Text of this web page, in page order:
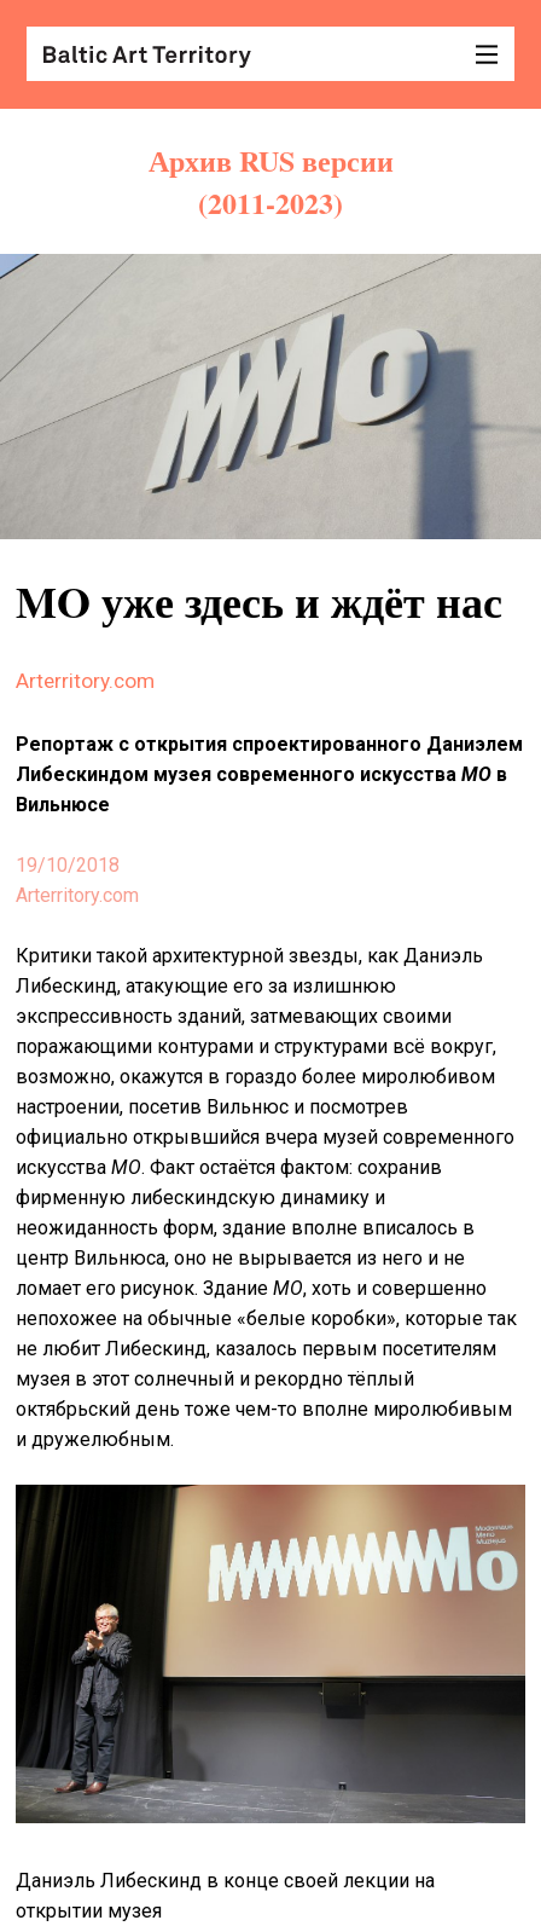
on
site
искать
Архив RUS версии
(2011-2023)
MO уже здесь и ждёт нас
Arterritory.com
Репортаж с открытия спроектированного Даниэлем
Либескиндом музея современного искусстваМО в
Вильнюсе
19/10/2018
Arterritory.com
Критики такой архитектурной звезды, как Даниэль
Либескинд, атакующие его за излишнюю
экспрессивность зданий, затмевающих своими
поражающими контурами и структурами всё вокруг,
возможно, окажутся в гораздо более миролюбивом
настроении, посетив Вильнюс и посмотрев
официально открывшийся вчера музей современного
искусстваMO. Факт остаётся фактом: сохранив
фирменную либескиндскую динамику и
неожиданность форм, здание вполне вписалось в
центр Вильнюса, оно не вырывается из него и не
ломает его рисунок. ЗданиеMO, хоть и совершенно
непохожее на обычные «белые коробки», которые так
не любит Либескинд, казалось первым посетителям
музея в этот солнечный и рекордно тёплый
октябрьский день тоже чем-то вполне миролюбивым
и дружелюбным.
Даниэль Либескинд в конце своей лекции на
открытии музея